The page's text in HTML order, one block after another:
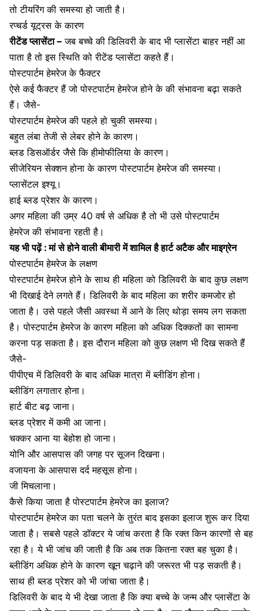
तो टीयरिंग की समस्या हो जाती है।
रप्चर्ड यूट्रस के कारण
रीटेंड प्लासेंटा – जब बच्चे कीडिलिवरी के बादभी प्लासेंटा बाहर नहीं आ
पाता है तो इस स्थिति को रीटेंड प्लासेंटा कहते हैं।
पोस्टपार्टम हेमरेज के फैक्टर
ऐसे कई फैक्टर हैं जो पोस्टपार्टम हेमरेज होने के की संभावना बढ़ा सकते
हैं। जैसे-
पोस्टपार्टम हेमरेज की पहले हो चुकी समस्या।
बहुत लंबा तेजी से लेबरहोने के कारण।
ब्लड डिसऑर्डर जैसे किहीमोफीलिया के कारण।
सीजेरियन सेक्शनहोना के कारण पोस्टपार्टम हेमरेज की समस्या।
प्लासेंटल इश्यू।
हाई ब्लड प्रेशरके कारण।
अगर महिला की उम्र 40 वर्ष से अधिक है तो भी उसे पोस्टपार्टम
हेमरेज की संभावना रहती है।
यह भी पढ़ें :मां से होने वाली बीमारी में शामिल है हार्ट अटैक और माइग्रेन
पोस्टपार्टम हेमरेज के लक्षण
पोस्टपार्टम हेमरेज होने के साथ ही महिला कोडिलिवरी के बाद कुछ लक्षण
भी दिखाई देने लगते हैं। डिलिवरी के बाद महिला का शरीर कमजोर हो
जाता है। उसे पहले जैसी अवस्था में आने के लिए थोड़ा समय लग सकता
है। पोस्टपार्टम हेमरेज के कारण महिला को अधिक दिक्कतों का सामना
करना पड़ सकता है। इस दौरान महिला को कुछ लक्षण भी दिख सकते हैं
जैसे-
पीपीएच मेंडिलिवरी के बाद अधिक मात्रा मेंब्लीडिंगहोना।
ब्लीडिंग लगातार होना।
हार्ट बीट बढ़ जाना।
ब्लड प्रेशरमें कमी आ जाना।
चक्कर आना या बेहोश हो जाना।
योनि और आसपास की जगह पर सूजन दिखना।
वजायना के आसपास दर्द महसूस होना।
जी मिचलाना।
कैसे किया जाता है पोस्टपार्टम हेमरेज का इलाज?
पोस्टपार्टम हेमरेज का पता चलने के तुरंत बाद इसका इलाज शुरू कर दिया
जाता है। सबसे पहले डॉक्टर ये जांच करता है कि रक्त किन कारणों से बह
रहा है। ये भी जांच की जाती है कि अब तक कितना रक्त बह चुका है।
ब्लीडिंगअधिक होने के कारण खून चढ़ाने की जरूरत भी पड़ सकती है।
साथ ही ब्लड प्रेशर को भी जांचा जाता है।
डिलिवरी के बाद ये भी देखा जाता है कि क्या बच्चे के जन्म और प्लासेंटा के